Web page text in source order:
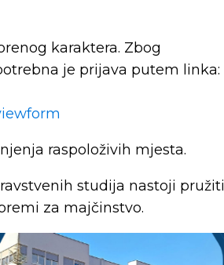
karaktera. Zbog
je prijava putem linka:
raspoloživih mjesta.
studija nastoji pružiti
za majčinstvo.